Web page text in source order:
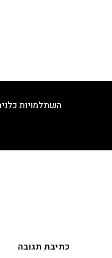
השתלמויות
כתיבת תגובה